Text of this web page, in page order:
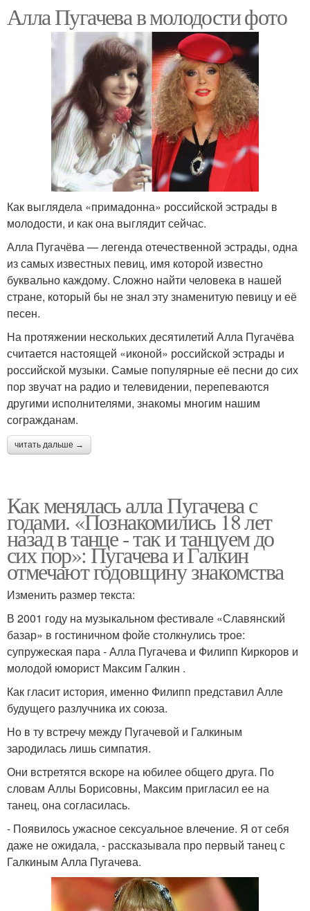
Алла Пугачева в молодости фото
Как выглядела «примадонна» российской эстрады в
молодости, и как она выглядит сейчас.
Алла Пугачёва — легенда отечественной эстрады, одна
из самых известных певиц, имя которой известно
буквально каждому. Сложно найти человека в нашей
стране, который бы не знал эту знаменитую певицу и её
песен.
На протяжении нескольких десятилетий Алла Пугачёва
считается настоящей «иконой» российской эстрады и
российской музыки. Самые популярные её песни до сих
пор звучат на радио и телевидении, перепеваются
другими исполнителями, знакомы многим нашим
согражданам.
читать дальше →
Как менялась алла Пугачева с
годами. «Познакомились 18 лет
назад в танце - так и танцуем до
сих пор»: Пугачева и Галкин
отмечают годовщину знакомства
Изменить размер текста:
В 2001 году на музыкальном фестивале «Славянский
базар» в гостиничном фойе столкнулись трое:
супружеская пара - Алла Пугачева и Филипп Киркоров и
молодой юморист Максим Галкин .
Как гласит история, именно Филипп представил Алле
будущего разлучника их союза.
Но в ту встречу между Пугачевой и Галкиным
зародилась лишь симпатия.
Они встретятся вскоре на юбилее общего друга. По
словам Аллы Борисовны, Максим пригласил ее на
танец, она согласилась.
- Появилось ужасное сексуальное влечение. Я от себя
даже не ожидала, - рассказывала про первый танец с
Галкиным Алла Пугачева.